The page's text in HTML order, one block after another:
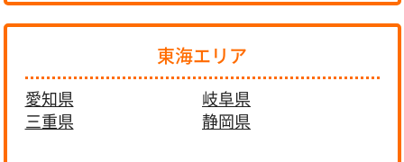
東海エリア
愛知県
岐阜県
三重県
静岡県